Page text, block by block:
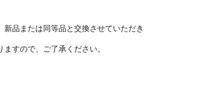
品または同等品と交換させていただき
すので、ご了承ください。